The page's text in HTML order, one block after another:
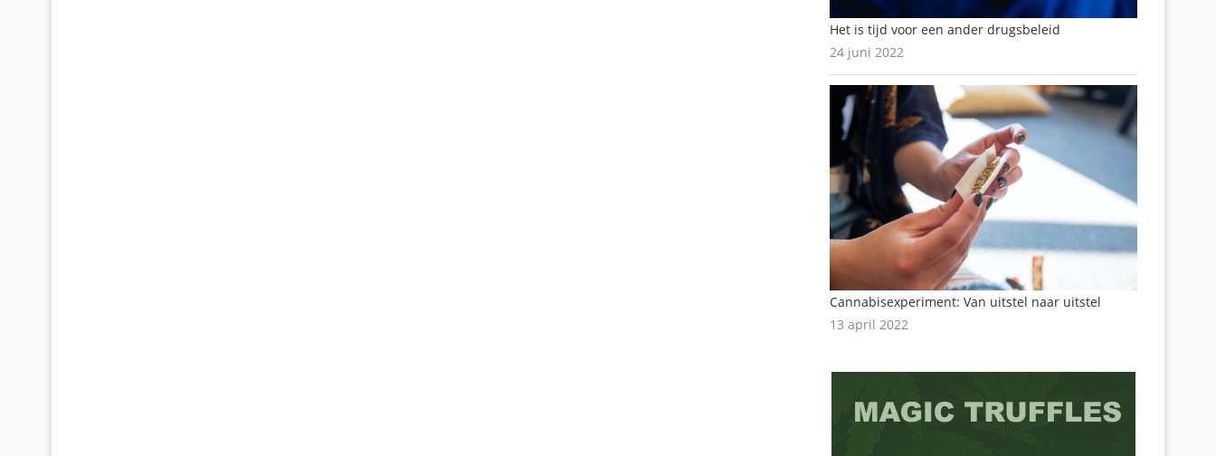
Het is tijd voor een ander drugsbeleid
24 juni 2022
Cannabisexperiment: Van uitstel naar uitstel
13 april 2022